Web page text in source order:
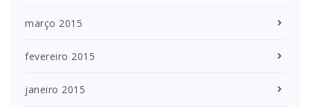
março 2015
fevereiro 2015
janeiro 2015